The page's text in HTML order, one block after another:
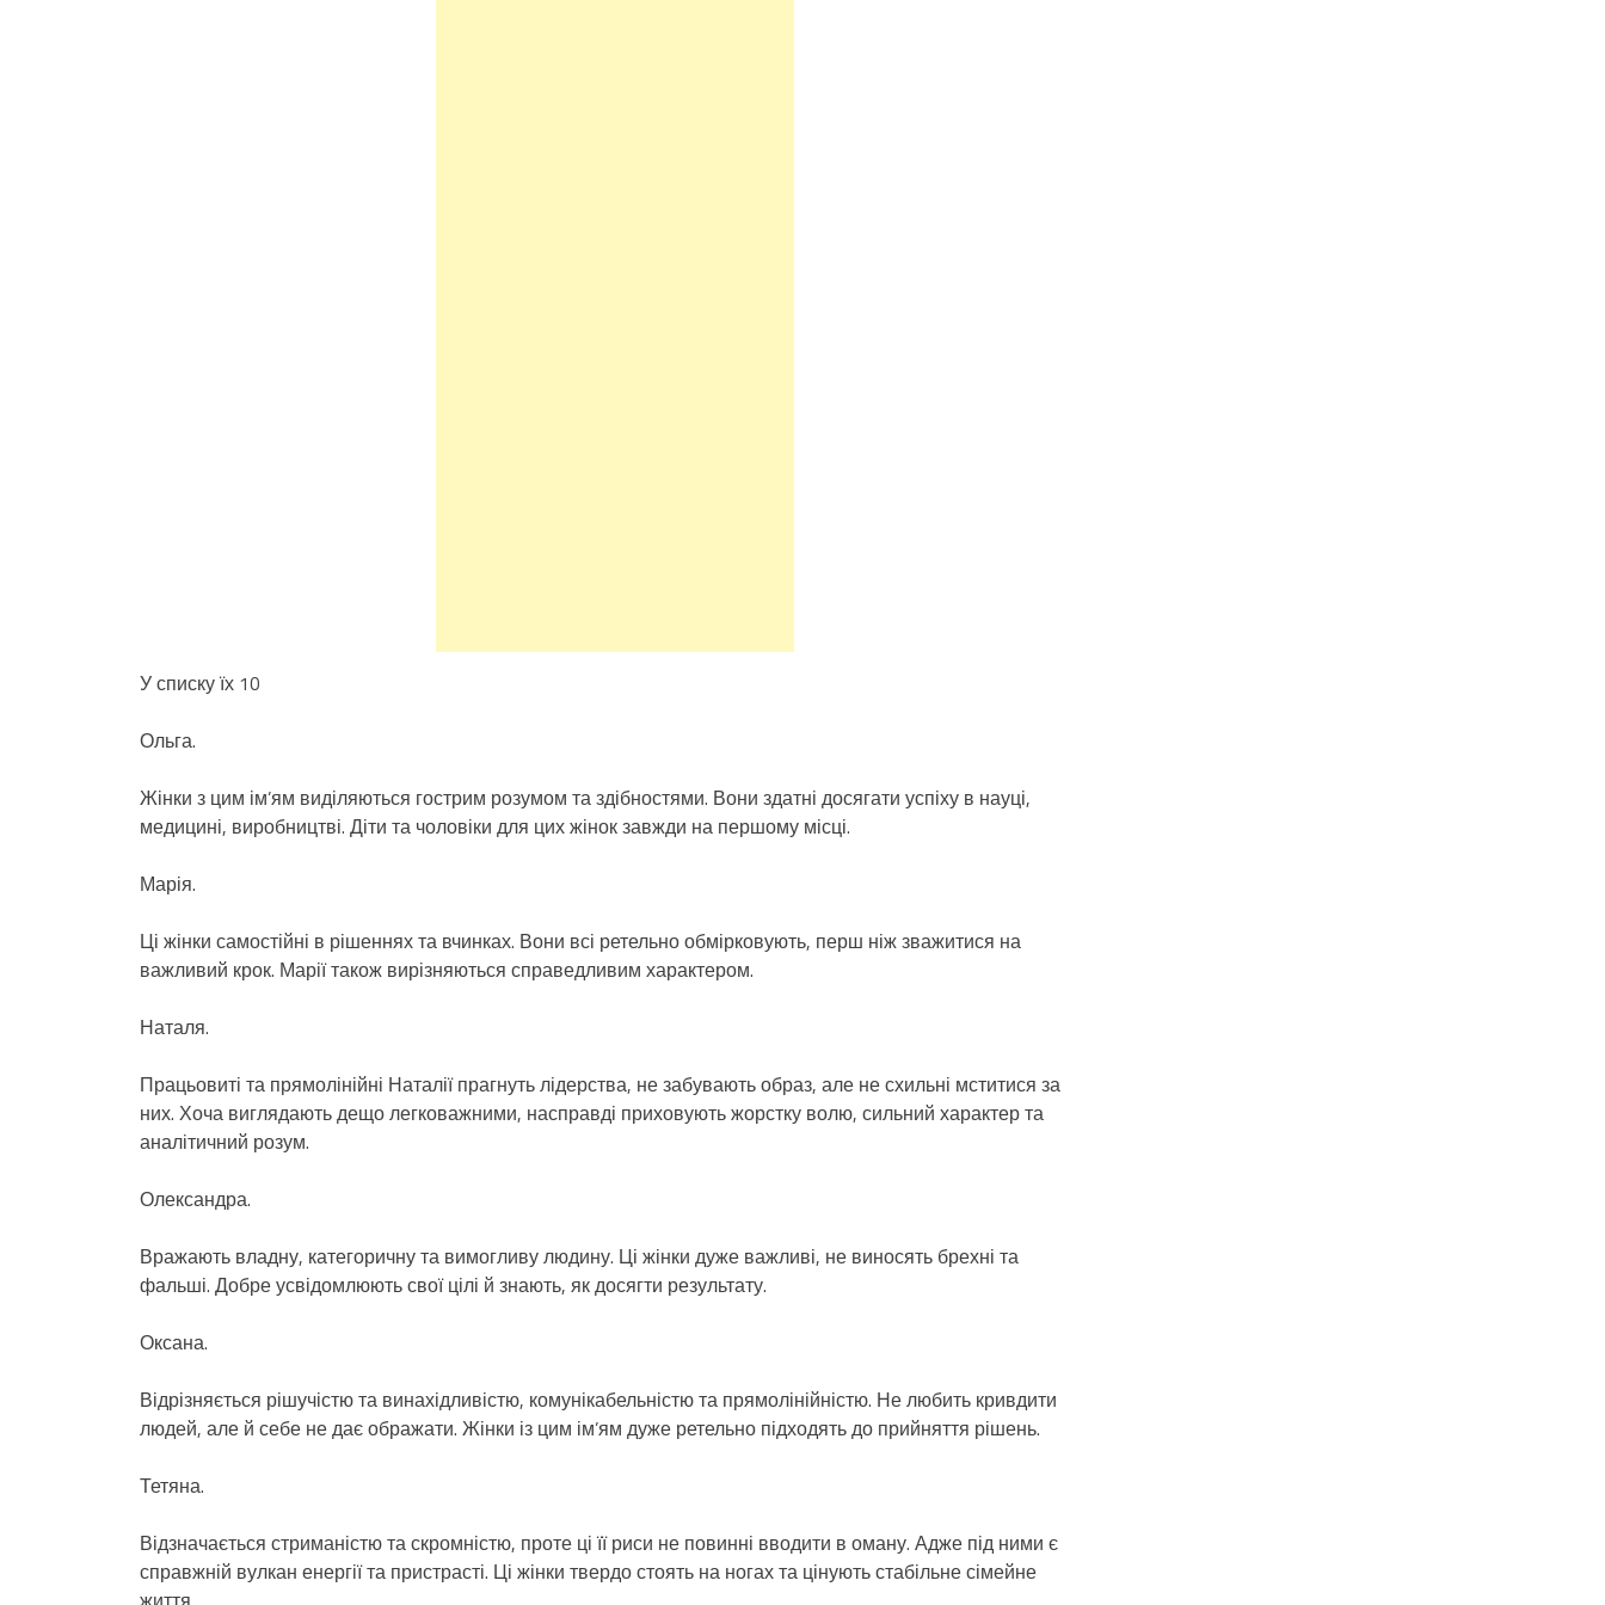
У списку їх 10
Ольга.
Жінки з цим ім’ям виділяються гострим розумом та здібностями. Вони здатні досягати успіху в науці,
медицині, виробництві. Діти та чоловіки для цих жінок завжди на першому місці.
Марія.
Ці жінки самостійні в рішеннях та вчинках. Вони всі ретельно обмірковують, перш ніж зважитися на
важливий крок. Марії також вирізняються справедливим характером.
Наталя.
Працьовиті та прямолінійні Наталії прагнуть лідерства, не забувають образ, але не схильні мститися за
них. Хоча виглядають дещо легковажними, насправді приховують жорстку волю, сильний характер та
аналітичний розум.
Олександра.
Вражають владну, категоричну та вимогливу людину. Ці жінки дуже важливі, не виносять брехні та
фальші. Добре усвідомлюють свої цілі й знають, як досягти результату.
Оксана.
Відрізняється рішучістю та винахідливістю, комунікабельністю та прямолінійністю. Не любить кривдити
людей, але й себе не дає ображати. Жінки із цим ім’ям дуже ретельно підходять до прийняття рішень.
Тетяна.
Відзначається стриманістю та скромністю, проте ці її риси не повинні вводити в оману. Адже під ними є
справжній вулкан енергії та пристрасті. Ці жінки твердо стоять на ногах та цінують стабільне сімейне